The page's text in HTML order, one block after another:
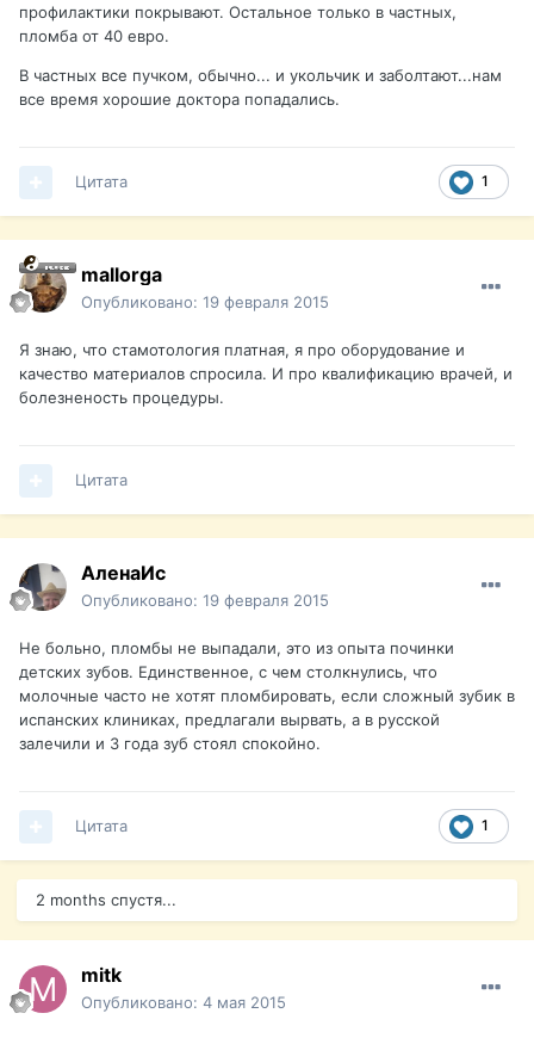
профилактики покрывают. Остальное только в частных,
пломба от 40 евро.
В частных все пучком, обычно... и укольчик и заболтают...нам
все время хорошие доктора попадались.
1
Цитата
mallorga
Опубликовано: 19 февраля 2015
Я знаю, что стамотология платная, я про оборудование и
качество материалов спросила. И про квалификацию врачей, и
болезненость процедуры.
Цитата
АленаИс
Опубликовано: 19 февраля 2015
Не больно, пломбы не выпадали, это из опыта починки
детских зубов. Единственное, с чем столкнулись, что
молочные часто не хотят пломбировать, если сложный зубик в
испанских клиниках, предлагали вырвать, а в русской
залечили и 3 года зуб стоял спокойно.
1
Цитата
2 months спустя...
mitk
Опубликовано: 4 мая 2015